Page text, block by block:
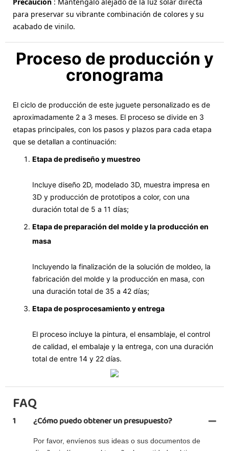
para preservar su vibrante combinación de colores y su
acabado de vinilo.
Proceso de producción y
cronograma
El ciclo de producción de este juguete personalizado es de
aproximadamente 2 a 3 meses. El proceso se divide en 3
etapas principales, con los pasos y plazos para cada etapa
que se detallan a continuación:
Etapa de prediseño y muestreo
Incluye diseño 2D, modelado 3D, muestra impresa en
3D y producción de prototipos a color, con una
duración total de 5 a 11 días;
Etapa de preparación del molde y la producción en
masa
Incluyendo la finalización de la solución de moldeo, la
fabricación del molde y la producción en masa, con
una duración total de 35 a 42 días;
Etapa de posprocesamiento y entrega
El proceso incluye la pintura, el ensamblaje, el control
de calidad, el embalaje y la entrega, con una duración
total de entre 14 y 22 días.
FAQ
1 ¿Cómo puedo obtener un presupuesto?
Por favor, envíenos sus ideas o sus documentos de